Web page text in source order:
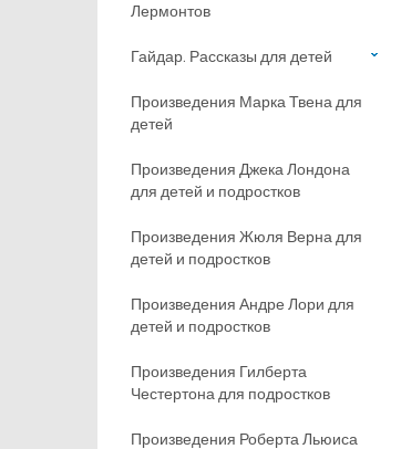
Лермонтов
Гайдар. Рассказы для детей
Произведения Марка Твена для
детей
Произведения Джека Лондона
для детей и подростков
Произведения Жюля Верна для
детей и подростков
Произведения Андре Лори для
детей и подростков
Произведения Гилберта
Честертона для подростков
Произведения Роберта Льюиса